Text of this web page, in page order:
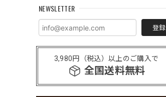
NEWSLETTER
登録
3,980円（税込）以上のご購入で
全国送料無料